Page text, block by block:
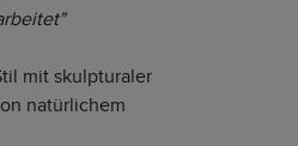
mit skulpturaler
natürlichem